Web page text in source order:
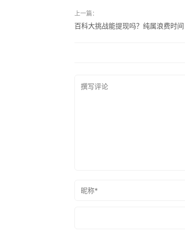
上一篇：
百科大挑战能提现吗？纯属浪费时间